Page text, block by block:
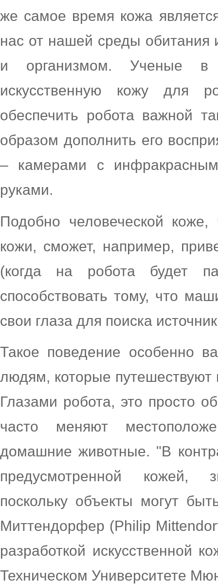
же самое время кожа
нас от нашей среды обитания
и организмом. Ученые в
искусственную кожу для
обеспечить робота важной
образом дополнить его
– камерами с
руками.
Подобно человеческой коже,
кожи, сможет, например,
(когда на робота будет
способствовать тому, что
свои глаза для поиска
Такое поведение особенно
людям, которые
Глазами робота, это просто
часто меняют
домашние животные. "В
предусмотренной кожей,
поскольку объекты могут
Миттендорфер (Philip
разработкой искусственной
Техническом Университете